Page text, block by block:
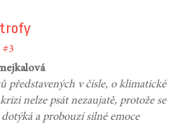
#3
představených v čísle, o klimatické
nelze psát nezaujatě, protože se
a probouzí silné emoce